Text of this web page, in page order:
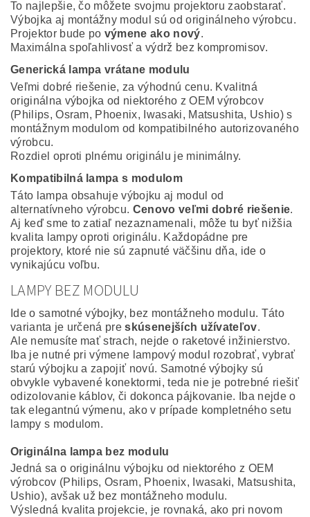
To najlepšie, čo môžete svojmu projektoru zaobstarať.
Výbojka aj montážny modul sú od originálneho výrobcu.
Projektor bude po výmene ako nový.
Maximálna spoľahlivosť a výdrž bez kompromisov.
Generická lampa vrátane modulu
Veľmi dobré riešenie, za výhodnú cenu. Kvalitná
originálna výbojka od niektorého z OEM výrobcov
(Philips, Osram, Phoenix, Iwasaki, Matsushita, Ushio) s
montážnym modulom od kompatibilného autorizovaného
výrobcu.
Rozdiel oproti plnému originálu je minimálny.
Kompatibilná lampa s modulom
Táto lampa obsahuje výbojku aj modul od
alternatívneho výrobcu. Cenovo veľmi dobré riešenie.
Aj keď sme to zatiaľ nezaznamenali, môže tu byť nižšia
kvalita lampy oproti originálu. Každopádne pre
projektory, ktoré nie sú zapnuté väčšinu dňa, ide o
vynikajúcu voľbu.
LAMPY BEZ MODULU
Ide o samotné výbojky, bez montážneho modulu. Táto
varianta je určená preskúsenejších užívateľov.
Ale nemusíte mať strach, nejde o raketové inžinierstvo.
Iba je nutné pri výmene lampový modul rozobrať, vybrať
starú výbojku a zapojiť novú. Samotné výbojky sú
obvykle vybavené konektormi, teda nie je potrebné riešiť
odizolovanie káblov, či dokonca pájkovanie. Iba nejde o
tak elegantnú výmenu, ako v prípade kompletného setu
lampy s modulom.
Originálna lampa bez modulu
Jedná sa o originálnu výbojku od niektorého z OEM
výrobcov (Philips, Osram, Phoenix, Iwasaki, Matsushita,
Ushio), avšak už bez montážneho modulu.
Výsledná kvalita projekcie, je rovnaká, ako pri novom